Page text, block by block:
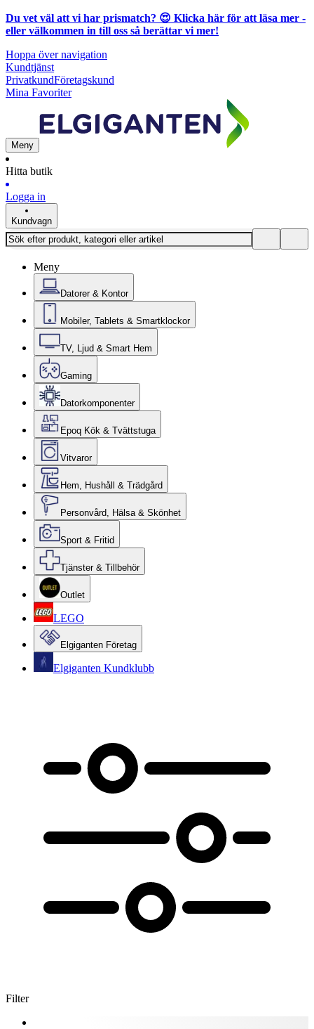
Du vet väl att vi har prismatch? 😍 Klicka här för att läsa mer -
eller välkommen in till oss så berättar vi mer!
Hoppa över navigation
Kundtjänst
PrivatkundFöretagskund
Mina Favoriter
Meny
Hitta butik
Logga in
Kundvagn
Meny
Datorer & Kontor
Mobiler, Tablets & Smartklockor
TV, Ljud & Smart Hem
Gaming
Datorkomponenter
Epoq Kök & Tvättstuga
Vitvaror
Hem, Hushåll & Trädgård
Personvård, Hälsa & Skönhet
Sport & Fritid
Tjänster & Tillbehör
Outlet
LEGO
Elgiganten Företag
Elgiganten Kundklubb
Filter